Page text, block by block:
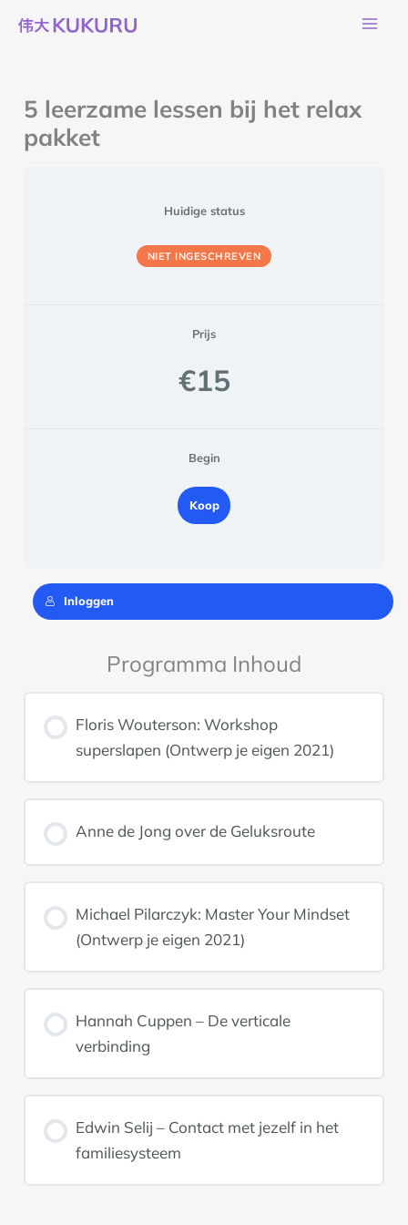
naar
5 leerzame lessen bij het relax
pakket
Huidige status
NIET INGESCHREVEN
Prijs
€15
Begin
Koop
Inloggen
Programma Inhoud
Floris Wouterson: Workshop
superslapen (Ontwerp je eigen 2021)
Anne de Jong over de Geluksroute
Michael Pilarczyk: Master Your Mindset
(Ontwerp je eigen 2021)
Hannah Cuppen – De verticale
verbinding
Edwin Selij – Contact met jezelf in het
familiesysteem